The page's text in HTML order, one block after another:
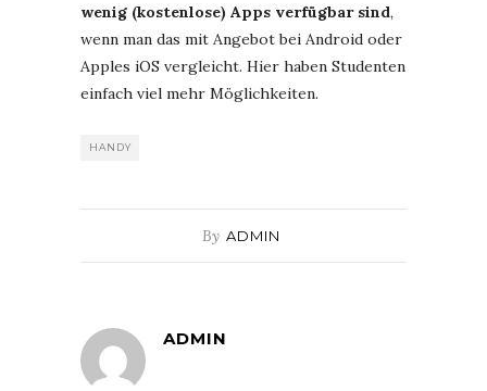
wenig (kostenlose) Apps verfügbar sind,
wenn man das mit Angebot bei Android oder
Apples iOS vergleicht. Hier haben Studenten
einfach viel mehr Möglichkeiten.
HANDY
By ADMIN
ADMIN